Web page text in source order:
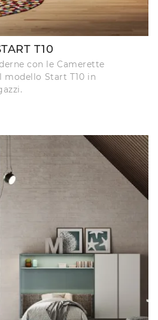
T10
con le Camerette
Start T10 in